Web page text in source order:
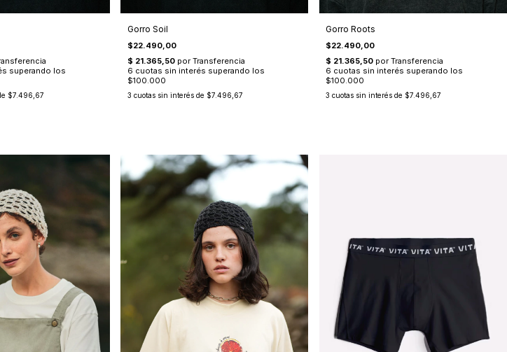
$7.496,67
Gorro Soil
$22.490,00
3 cuotas sin interés de $7.496,67
Gorro Roots
$22.490,00
3 cuotas sin interés de $7.496,67